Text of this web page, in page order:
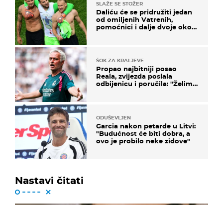
SLAŽE SE STOŽER
Daliću će se pridružiti jedan
od omiljenih Vatrenih,
pomoćnici i dalje dvoje oko
ŠOK ZA KRALJEVE
Propao najbitniji posao
Reala, zvijezda poslala
odbijenicu i poručila: "Želim
ODUŠEVLJEN
Garcia nakon petarde u Litvi:
"Budućnost će biti dobra, a
ovo je probilo neke zidove"
Nastavi čitati